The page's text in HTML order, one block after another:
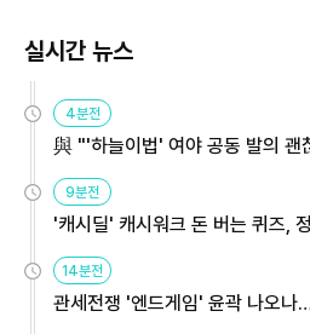
실시간 뉴스
4분전
與 "'하늘이법' 여야 공동 발의 괜
9분전
'캐시딜' 캐시워크 돈 버는 퀴즈,
14분전
관세전쟁 '엔드게임' 윤곽 나오나